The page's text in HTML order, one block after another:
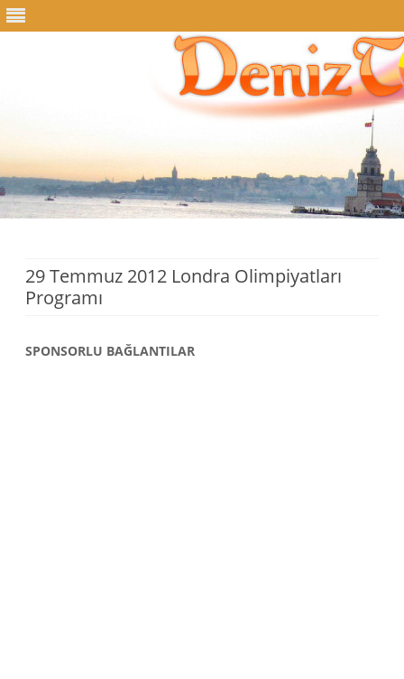
29 Temmuz 2012 Londra Olimpiyatları
Programı
SPONSORLU BAĞLANTILAR